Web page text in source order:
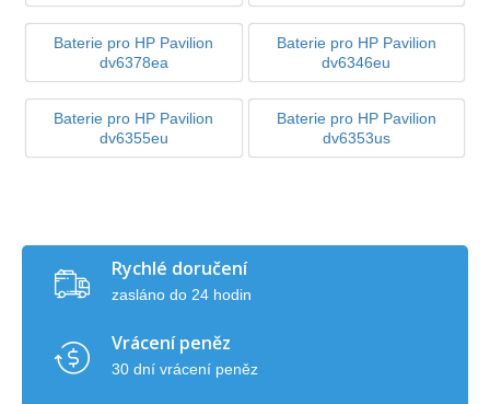
Baterie pro HP Pavilion
dv6378ea
Baterie pro HP Pavilion
dv6346eu
Baterie pro HP Pavilion
dv6355eu
Baterie pro HP Pavilion
dv6353us
Rychlé doručení
zasláno do 24 hodin
Vrácení peněz
30 dní vrácení peněz